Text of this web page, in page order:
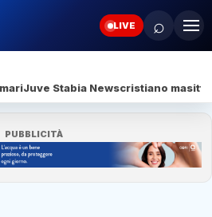
LIVE ⌕
Juve Stabia Newscristiano masitto
PUBBLICITÀ